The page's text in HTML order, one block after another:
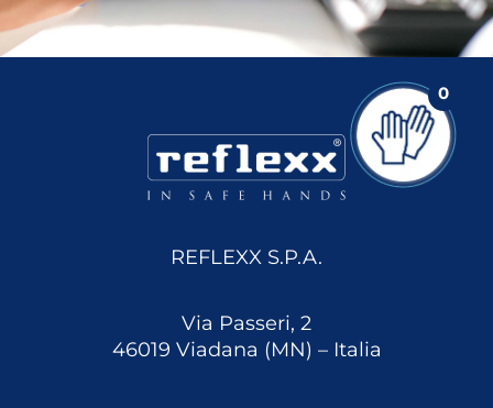
0
REFLEXX S.P.A.
Via Passeri, 2
46019 Viadana (MN) – Italia